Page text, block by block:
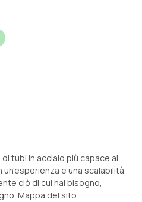
tubi in acciaio più capace al
e una scalabilità
ciò di cui hai bisogno,
Mappa del sito